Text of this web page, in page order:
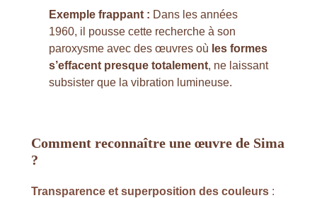
Exemple frappant : Dans les années
1960, il pousse cette recherche à son
paroxysme avec des œuvres où les formes
s’effacent presque totalement, ne laissant
subsister que la vibration lumineuse.
Comment reconnaître une œuvre de Sima
?
Transparence et superposition des couleurs: